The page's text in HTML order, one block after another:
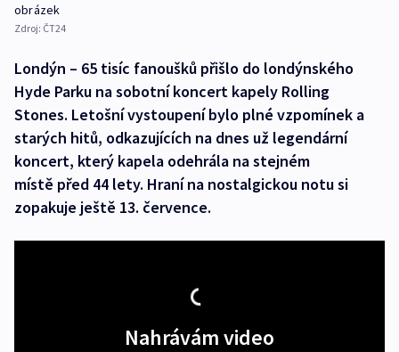
obrázek
Zdroj: ČT24
Londýn – 65 tisíc fanoušků přišlo do londýnského
Hyde Parku na sobotní koncert kapely Rolling
Stones. Letošní vystoupení bylo plné vzpomínek a
starých hitů, odkazujících na dnes už legendární
koncert, který kapela odehrála na stejném
místě před 44 lety. Hraní na nostalgickou notu si
zopakuje ještě 13. července.
Nahrávám video